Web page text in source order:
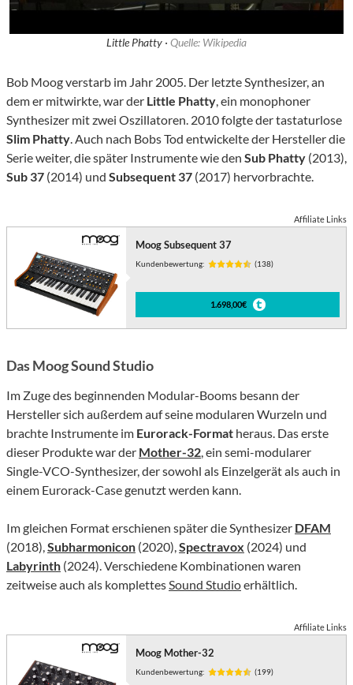
Little Phatty · Quelle: Wikipedia
Bob Moog verstarb im Jahr 2005. Der letzte Synthesizer, an
dem er mitwirkte, war der Little Phatty, ein monophoner
Synthesizer mit zwei Oszillatoren. 2010 folgte der tastaturlose
Slim Phatty. Auch nach Bobs Tod entwickelte der Hersteller die
Serie weiter, die später Instrumente wie den Sub Phatty (2013),
Sub 37 (2014) und Subsequent 37 (2017) hervorbrachte.
Affiliate Links
Moog Subsequent 37
Kundenbewertung: (138)
1.698,00€
Das Moog Sound Studio
Im Zuge des beginnenden Modular-Booms besann der
Hersteller sich außerdem auf seine modularen Wurzeln und
brachte Instrumente im Eurorack-Format heraus. Das erste
dieser Produkte war der Mother-32, ein semi-modularer
Single-VCO-Synthesizer, der sowohl als Einzelgerät als auch in
einem Eurorack-Case genutzt werden kann.
Im gleichen Format erschienen später die Synthesizer DFAM
(2018),Subharmonicon (2020),Spectravox (2024) und
Labyrinth (2024). Verschiedene Kombinationen waren
zeitweise auch als komplettesSound Studioerhältlich.
Affiliate Links
Moog Mother-32
Kundenbewertung: (199)